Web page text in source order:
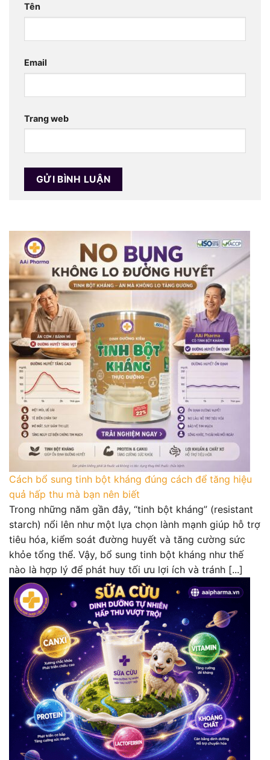
Tên
Email
Trang web
Cách bổ sung tinh bột kháng đúng cách để tăng hiệu
quả hấp thu mà bạn nên biết
Trong những năm gần đây, “tinh bột kháng” (resistant
starch) nổi lên như một lựa chọn lành mạnh giúp hỗ trợ
tiêu hóa, kiểm soát đường huyết và tăng cường sức
khỏe tổng thể. Vậy, bổ sung tinh bột kháng như thế
nào là hợp lý để phát huy tối ưu lợi ích và tránh [...]